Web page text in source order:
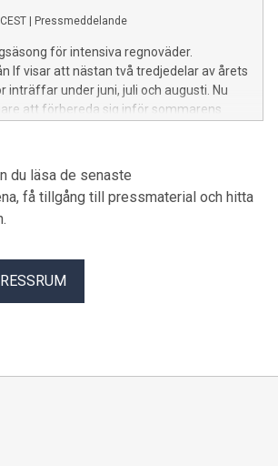
| Pressmeddelande
för intensiva regnoväder.
If visar att nästan två tredjedelar av årets
inträffar under juni, juli och augusti. Nu
att förbereda sig inför sommarens
du läsa de senaste
få tillgång till pressmaterial och hitta